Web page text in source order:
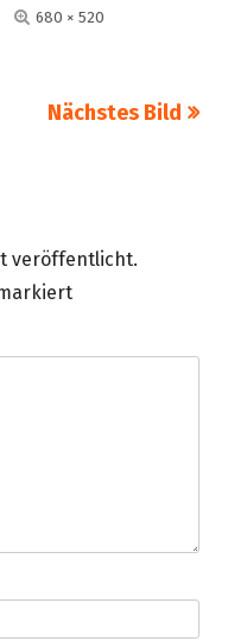
Volle
680 × 520
Nächstes Bild
veröffentlicht.